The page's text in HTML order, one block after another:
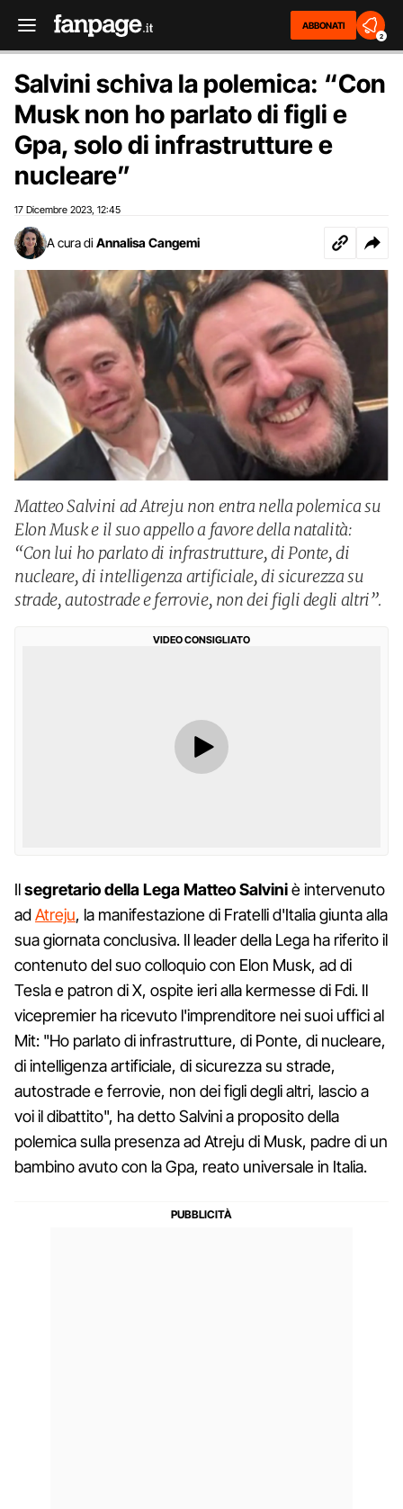
ABBONATI
2
Salvini schiva la polemica: “Con
Musk non ho parlato di figli e
Gpa, solo di infrastrutture e
nucleare”
17 Dicembre 2023 12:45
A cura di Annalisa Cangemi
Matteo Salvini ad Atreju non entra nella polemica su
Elon Musk e il suo appello a favore della natalità:
“Con lui ho parlato di infrastrutture, di Ponte, di
nucleare, di intelligenza artificiale, di sicurezza su
strade, autostrade e ferrovie, non dei figli degli altri”.
VIDEO CONSIGLIATO
Ilsegretario della Lega Matteo Salviniè intervenuto
adAtreju, la manifestazione di Fratelli d'Italia giunta alla
sua giornata conclusiva. Il leader della Lega ha riferito il
contenuto del suo colloquio con Elon Musk, ad di
Tesla e patron di X, ospite ieri alla kermesse di Fdi. Il
vicepremier ha ricevuto l'imprenditore nei suoi uffici al
Mit: "Ho parlato di infrastrutture, di Ponte, di nucleare,
di intelligenza artificiale, di sicurezza su strade,
autostrade e ferrovie, non dei figli degli altri, lascio a
voi il dibattito", ha detto Salvini a proposito della
polemica sulla presenza ad Atreju di Musk, padre di un
bambino avuto con la Gpa, reato universale in Italia.